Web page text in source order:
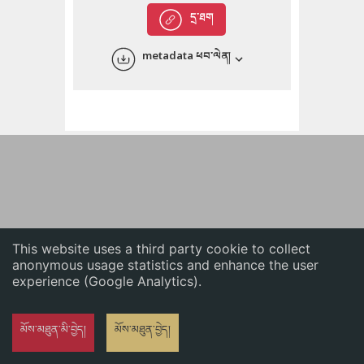
This website uses a third party cookie to collect
anonymous usage statistics and enhance the user
experience (Google Analytics).
མོས་མཐུན་མི་བྱེད། མོས་མཐུན་བྱེད།
English
དྲ་ཐག
metadata ཕབ་ལེན།